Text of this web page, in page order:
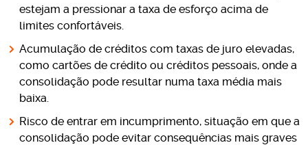
estejam a pressionar a taxa de esforço acima de
limites confortáveis.
Acumulação de créditos com taxas de juro elevadas,
como cartões de crédito ou créditos pessoais, onde a
consolidação pode resultar numa taxa média mais
baixa.
Risco de entrar em incumprimento, situação em que a
consolidação pode evitar consequências mais graves